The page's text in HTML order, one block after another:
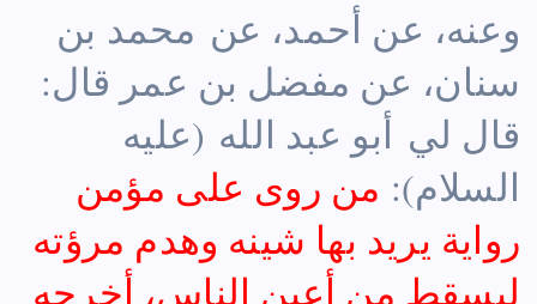
وعنه، عن أحمد، عن محمد بن
سنان، عن مفضل بن عمر قال:
قال لي أبو عبد الله (عليه
السلام): من روى على مؤمن
رواية يريد بها شينه وهدم مرؤته
ليسقط من أعين الناس، أخرجه